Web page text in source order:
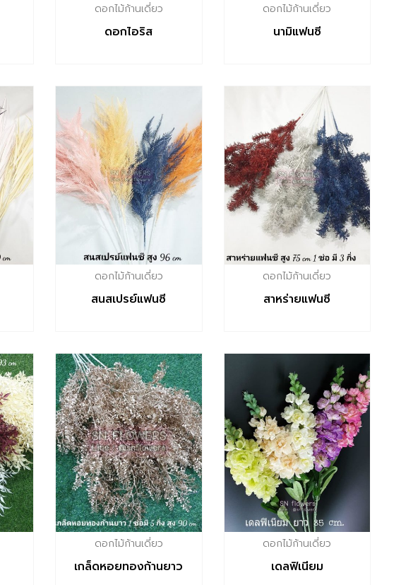
ดอกไม้ก้านเดี่ยว
ดอกไอริส
ดอกไม้ก้านเดี่ยว
นามิแฟนซี​
ดอกไม้ก้านเดี่ยว
สนสเปรย์แฟนซี
ดอกไม้ก้านเดี่ยว
สาหร่ายแฟนซี
ดอกไม้ก้านเดี่ยว
เกล็ดหอยทองก้านยาว​
ดอกไม้ก้านเดี่ยว
เดลฟิเนียม